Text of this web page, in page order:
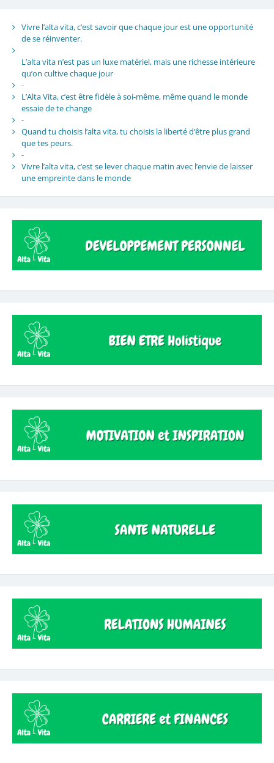
Vivre l’alta vita, c’est savoir que chaque jour est une opportunité
de se réinventer.
L’alta vita n’est pas un luxe matériel, mais une richesse intérieure
qu’on cultive chaque jour
-
L’Alta Vita, c’est être fidèle à soi-même, même quand le monde
essaie de te change
-
Quand tu choisis l’alta vita, tu choisis la liberté d’être plus grand
que tes peurs.
-
Vivre l’alta vita, c’est se lever chaque matin avec l’envie de laisser
une empreinte dans le monde